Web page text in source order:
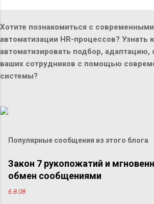
Хотите познакомиться с
автоматизации HR-процессов? Узнать
автоматизировать подбор, адаптацию,
ваших сотрудников с помощью
системы?
Популярные сообщения из этого блога
Закон 7 рукопожатий и
обмен сообщениями
6.8.08